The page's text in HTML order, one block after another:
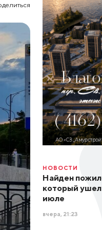
НОВОСТИ
Найден
который
июле
вчера, 21:23